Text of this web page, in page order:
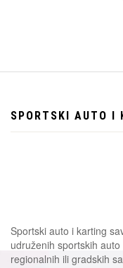
SPORTSKI AUTO I
Sportski auto i karting
udruženih sportskih
regionalnih ili gradskih